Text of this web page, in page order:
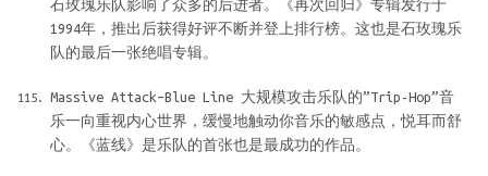
石玫瑰乐队影响了众多的后进者。《再次回归》专辑发行于
1994年，推出后获得好评不断并登上排行榜。这也是石玫瑰乐
队的最后一张绝唱专辑。
Massive Attack–Blue Line 大规模攻击乐队的”Trip-Hop”音
乐一向重视内心世界，缓慢地触动你音乐的敏感点，悦耳而舒
心。《蓝线》是乐队的首张也是最成功的作品。